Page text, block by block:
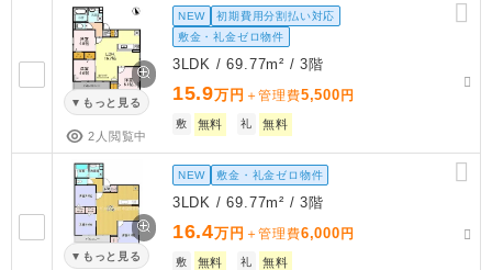
もっと見る
2人閲覧中
NEW
初期費用分割払い対応
敷金・礼金ゼロ物件
3LDK / 69.77m² / 3階
15.9万円 ＋管理費5,500 円
敷 無料 礼 無料
もっと見る
NEW 敷金・礼金ゼロ物件
3LDK / 69.77m² / 3階
16.4万円 ＋管理費6,000 円
敷 無料 礼 無料